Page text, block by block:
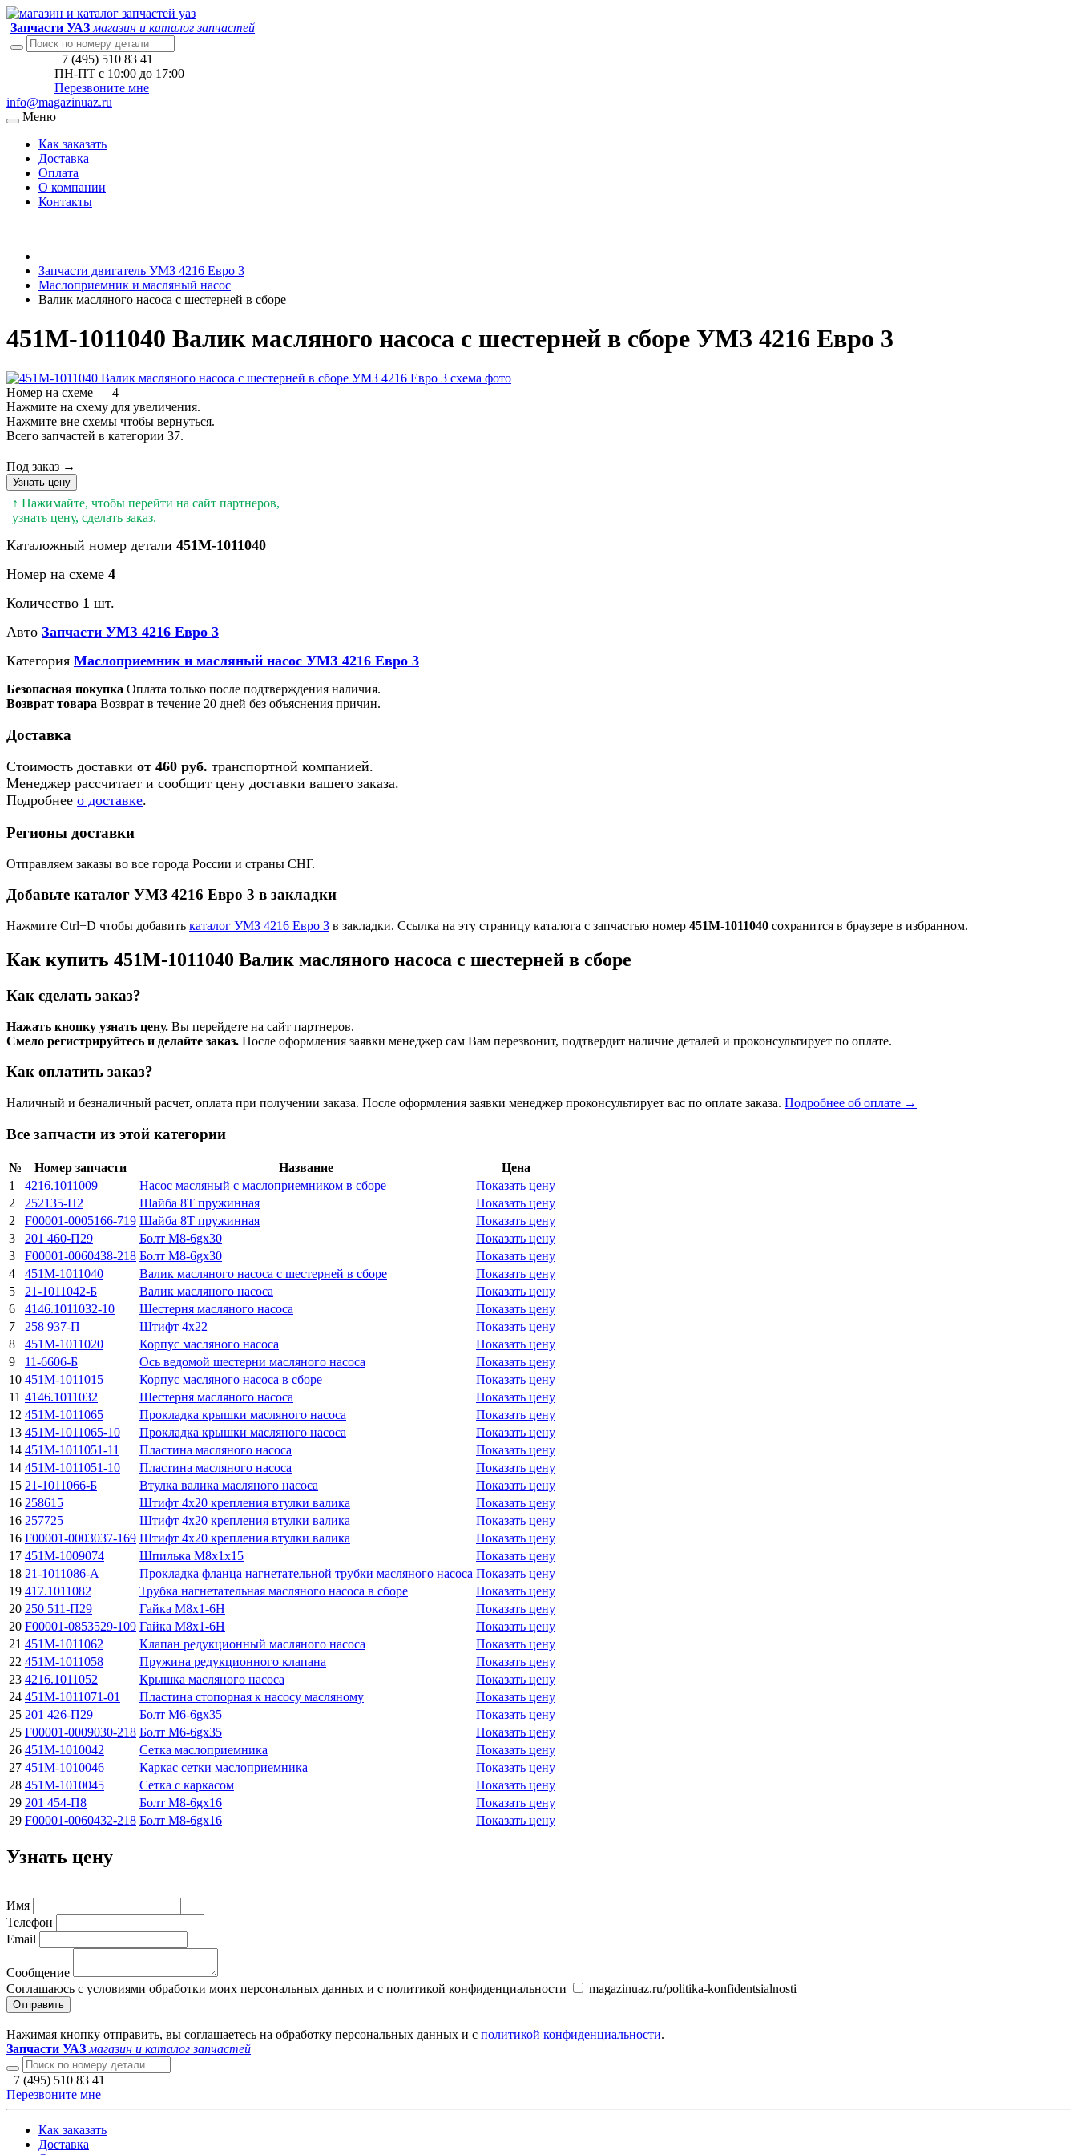
Запчасти УАЗ магазин и каталог запчастей
+7 (495) 510 83 41
ПН-ПТ с 10:00 до 17:00
Перезвоните мне
info@magazinuaz.ru
Меню
Как заказать
Доставка
Оплата
О компании
Контакты
Запчасти двигатель УМЗ 4216 Евро 3
Маслоприемник и масляный насос
Валик масляного насоса с шестерней в сборе
451М-1011040 Валик масляного насоса с шестерней в сборе УМЗ 4216 Евро 3
Номер на схеме — 4
Нажмите на схему для увеличения.
Нажмите вне схемы чтобы вернуться.
Всего запчастей в категории 37.
Под заказ →
Узнать цену
↑ Нажимайте, чтобы перейти на сайт партнеров,
узнать цену, сделать заказ.
Каталожный номер детали 451М-1011040
Номер на схеме 4
Количество 1 шт.
Авто Запчасти УМЗ 4216 Евро 3
Категория Маслоприемник и масляный насос УМЗ 4216 Евро 3
Безопасная покупка Оплата только после подтверждения наличия.
Возврат товара Возврат в течение 20 дней без объяснения причин.
Доставка
Стоимость доставки от 460 руб. транспортной компанией.
Менеджер рассчитает и сообщит цену доставки вашего заказа.
Подробнее о доставке.
Регионы доставки
Отправляем заказы во все города России и страны СНГ.
Добавьте каталог УМЗ 4216 Евро 3 в закладки
Нажмите Ctrl+D чтобы добавить каталог УМЗ 4216 Евро 3 в закладки. Ссылка на эту страницу каталога с запчастью номер 451М-1011040 сохранится в браузере в избранном.
Как купить 451М-1011040 Валик масляного насоса с шестерней в сборе
Как сделать заказ?
Нажать кнопку узнать цену. Вы перейдете на сайт партнеров.
Смело регистрируйтесь и делайте заказ. После оформления заявки менеджер сам Вам перезвонит, подтвердит наличие деталей и проконсультирует по оплате.
Как оплатить заказ?
Наличный и безналичный расчет, оплата при получении заказа. После оформления заявки менеджер проконсультирует вас по оплате заказа. Подробнее об оплате →
Все запчасти из этой категории
№ Номер запчасти Название
Цена
1
4216.1011009 Насос масляный с маслоприемником в сборе
Показать цену
2
252135-П2 Шайба 8Т пружинная
Показать цену
2
F00001-0005166-719 Шайба 8Т пружинная
Показать цену
3
201 460-П29 Болт М8-6gx30
Показать цену
3
F00001-0060438-218 Болт М8-6gx30
Показать цену
4
451М-1011040 Валик масляного насоса с шестерней в сборе
Показать цену
5
21-1011042-Б Валик масляного насоса
Показать цену
6
4146.1011032-10 Шестерня масляного насоса
Показать цену
7
258 937-П Штифт 4х22
Показать цену
8
451М-1011020 Корпус масляного насоса
Показать цену
9
11-6606-Б Ось ведомой шестерни масляного насоса
Показать цену
10 451М-1011015 Корпус масляного насоса в сборе
Показать цену
11 4146.1011032 Шестерня масляного насоса
Показать цену
12 451М-1011065 Прокладка крышки масляного насоса
Показать цену
13 451М-1011065-10 Прокладка крышки масляного насоса
Показать цену
14 451М-1011051-11 Пластина масляного насоса
Показать цену
14 451М-1011051-10 Пластина масляного насоса
Показать цену
15 21-1011066-Б Втулка валика масляного насоса
Показать цену
16 258615 Штифт 4х20 крепления втулки валика
Показать цену
16 257725 Штифт 4х20 крепления втулки валика
Показать цену
16 F00001-0003037-169 Штифт 4х20 крепления втулки валика
Показать цену
17 451М-1009074 Шпилька М8х1х15
Показать цену
18 21-1011086-А Прокладка фланца нагнетательной трубки масляного насоса Показать цену
19 417.1011082 Трубка нагнетательная масляного насоса в сборе
Показать цену
20 250 511-П29 Гайка М8х1-6Н
Показать цену
20 F00001-0853529-109 Гайка М8х1-6Н
Показать цену
21 451М-1011062 Клапан редукционный масляного насоса
Показать цену
22 451М-1011058 Пружина редукционного клапана
Показать цену
23 4216.1011052 Крышка масляного насоса
Показать цену
24 451М-1011071-01 Пластина стопорная к насосу масляному
Показать цену
25 201 426-П29 Болт М6-6gx35
Показать цену
25 F00001-0009030-218 Болт М6-6gx35
Показать цену
26 451М-1010042 Сетка маслоприемника
Показать цену
27 451М-1010046 Каркас сетки маслоприемника
Показать цену
28 451М-1010045 Сетка с каркасом
Показать цену
29 201 454-П8 Болт М8-6gx16
Показать цену
29 F00001-0060432-218 Болт М8-6gx16 Показать цену
Узнать цену
Имя
Телефон
Email
Сообщение
Соглашаюсь с условиями обработки моих персональных данных и с политикой конфиденциальности
magazinuaz.ru/politika-konfidentsialnosti
Отправить
Нажимая кнопку отправить, вы соглашаетесь на обработку персональных данных и с политикой конфиденциальности.
Запчасти УАЗ магазин и каталог запчастей
+7 (495) 510 83 41
Перезвоните мне
Как заказать
Доставка